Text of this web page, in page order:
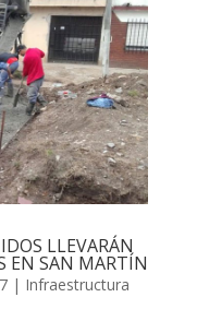
LLEVARÁN
EN SAN MARTÍN
| Infraestructura